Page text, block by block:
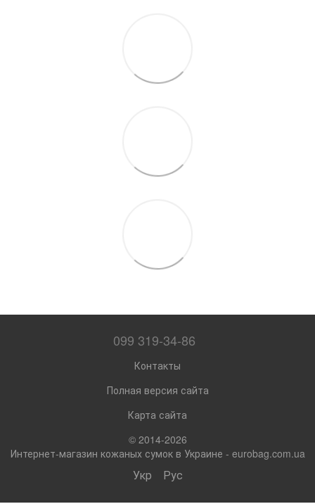
099 319-34-86
Контакты
Полная версия сайта
Карта сайта
© 2014-2026
Интернет-магазин кожаных сумок в Украине - eurobag.com.ua
Укр Рус